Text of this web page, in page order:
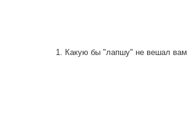
1. Какую бы "лапшу" не вешал